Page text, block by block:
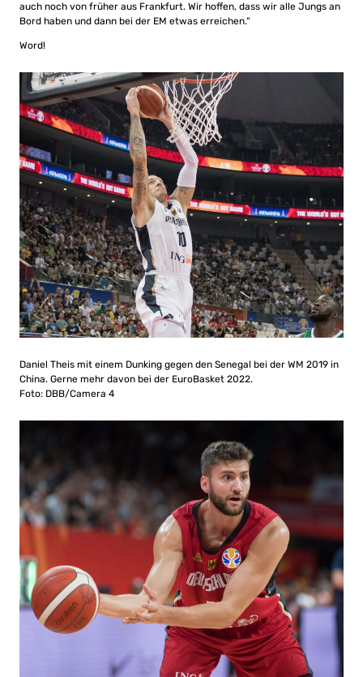
auch noch von früher aus Frankfurt. Wir hoffen, dass wir alle Jungs an
Bord haben und dann bei der EM etwas erreichen.“
Word!
Daniel Theis mit einem Dunking gegen den Senegal bei der WM 2019 in
China. Gerne mehr davon bei der EuroBasket 2022.
Foto: DBB/Camera 4